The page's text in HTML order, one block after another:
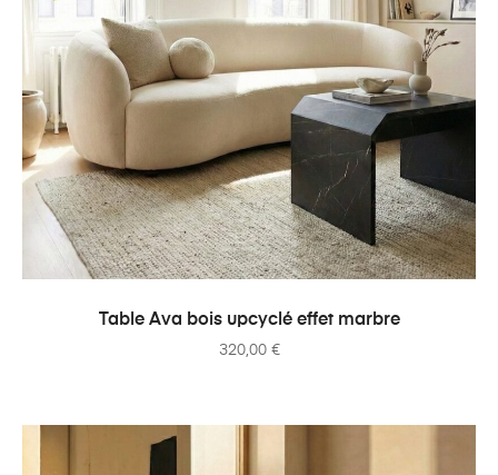
AJOUTER AU PANIER
Table Ava bois upcyclé effet marbre
320,00 €